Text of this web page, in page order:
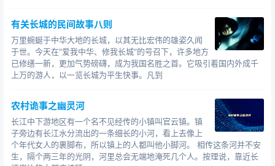
有关长城的民间故事八则
万里蜿蜒于中华大地的长城，以其无比宏伟的雄姿久闻
于世。今天在"爱我中华、修我长城"的号召下，许多地方
已修缮一新，更加气势磅礴，成为我国名胜之首。它吸引着国内外成千
上万的游人，以一览长城为平生快事。凡到
农村诡事之幽灵河
长江中下游地区有一个名不见经传的小镇叫官云镇。镇
子旁边有长江水分流出的一条细长的小河，看上去像上
个年代女人的裹脚布，所以镇上的人都叫他小脚河。 相传这条河并不安
生，隔个两三年的光阴，河里总会无端地淹死几个人。按理说，靠近长